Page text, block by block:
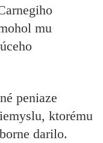
mu
peniaze
ktorému
darilo.